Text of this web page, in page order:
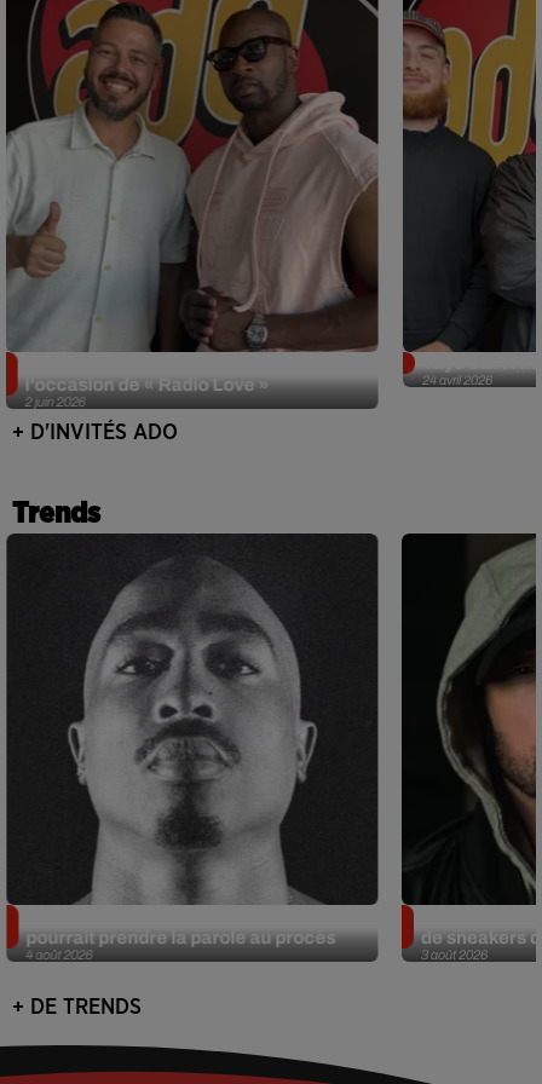
2 juin 2026
l'occasion de « Radio Love »
24 avril 2026
+ D'INVITÉS ADO
Trends
4 août 2026
pourrait prendre la parole au procès
3 août 2026
de sneakers
+ DE TRENDS